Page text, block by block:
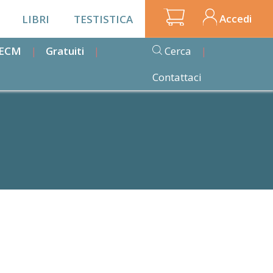
LIBRI TESTISTICA Accedi
Gratuiti
Cerca
Contattaci